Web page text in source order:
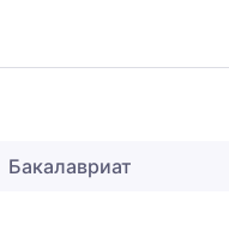
Бакалавриат